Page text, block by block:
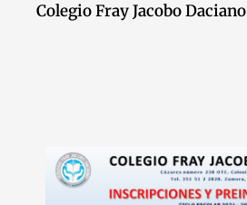
Colegio Fray Jacobo Daciano